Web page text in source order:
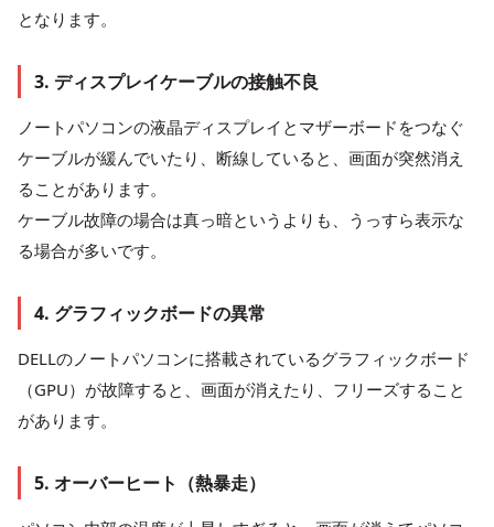
となります。
3. ディスプレイケーブルの接触不良
ノートパソコンの液晶ディスプレイとマザーボードをつなぐ
ケーブルが緩んでいたり、断線していると、画面が突然消え
ることがあります。
ケーブル故障の場合は真っ暗というよりも、うっすら表示な
る場合が多いです。
4. グラフィックボードの異常
DELLのノートパソコンに搭載されているグラフィックボード
（GPU）が故障すると、画面が消えたり、フリーズすること
があります。
5. オーバーヒート（熱暴走）